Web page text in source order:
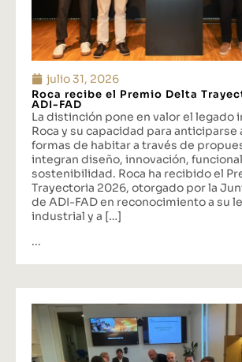
julio 31, 2026
Roca recibe el Premio Delta
ADI-FAD
La distinción pone en valor el legado
Roca y su capacidad para anticiparse
formas de habitar a través de
integran diseño, innovación,
sostenibilidad. Roca ha recibido el
Trayectoria 2026, otorgado por la
de ADI-FAD en reconocimiento a su
industrial y a […]
...